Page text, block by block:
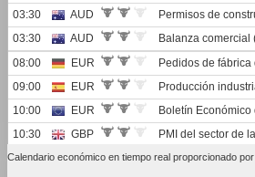
Calendario económico en tiempo real proporcionado por